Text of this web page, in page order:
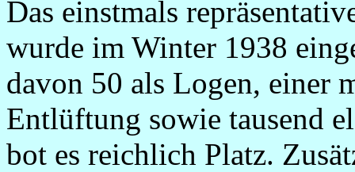
Das einstmals
wurde im Winter 1938
davon 50 als Logen, einer
Entlüftung sowie tausend
bot es reichlich Platz.